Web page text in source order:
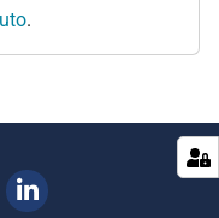
.
Linkedin